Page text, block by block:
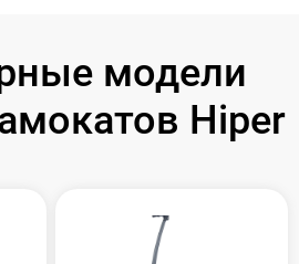
модели
Hiper